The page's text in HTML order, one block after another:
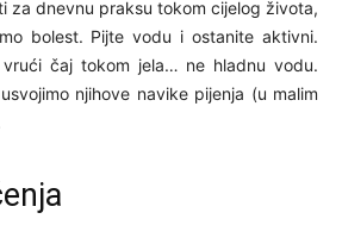
za dnevnu praksu tokom cijelog života,
bolest. Pijte vodu i ostanite aktivni.
čaj tokom jela… ne hladnu vodu.
njihove navike pijenja (u malim